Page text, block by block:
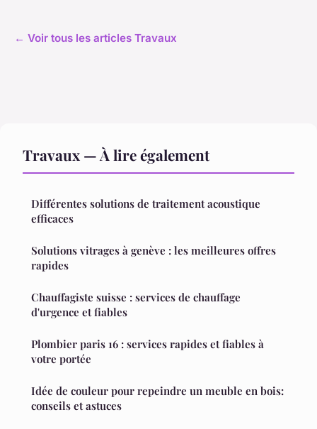
← Voir tous les articles Travaux
Travaux — À lire également
Différentes solutions de traitement acoustique
efficaces
Solutions vitrages à genève : les meilleures offres
rapides
Chauffagiste suisse : services de chauffage
d'urgence et fiables
Plombier paris 16 : services rapides et fiables à
votre portée
Idée de couleur pour repeindre un meuble en bois:
conseils et astuces